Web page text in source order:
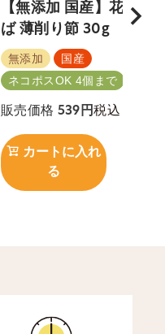
【無添加 国産】花さ
ば 薄削り節 30g
無添加
国産
ネコポスOK 4個まで
販売価格 539 税込
カートに入れ
る